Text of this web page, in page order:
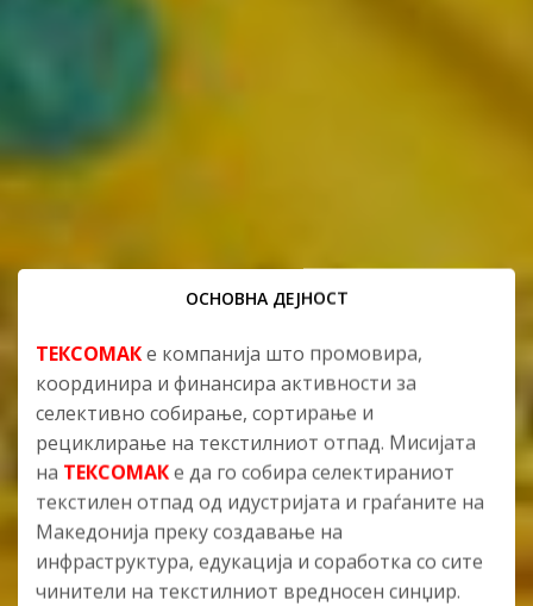
ОСНОВНА ДЕЈНОСТ
ТЕКСОМАКе компанија што промовира,
координира и финансира активности за
селективно собирање, сортирање и
рециклирање на текстилниот отпад. Мисијата
на ТЕКСОМАКе да го собира селектираниот
текстилен отпад од идустријата и граѓаните на
Македонија преку создавање на
инфраструктура, едукација и соработка со сите
чинители на текстилниот вредносен синџир.